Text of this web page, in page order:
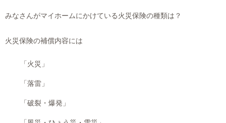
みなさんがマイホームにかけている火災保険の種類は？
火災保険の補償内容には
「火災」
「落雷」
「破裂・爆発」